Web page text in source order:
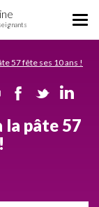
57 fête ses 10 ans !
PrintFacebook
la pâte 57